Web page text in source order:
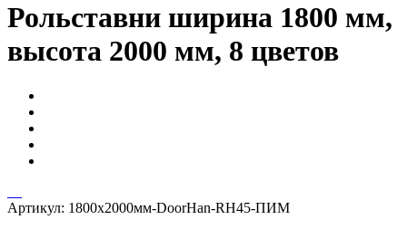
Рольставни ширина 1800 мм,
высота 2000 мм, 8 цветов
Артикул: 1800х2000мм-DoorHan-RH45-ПИМ